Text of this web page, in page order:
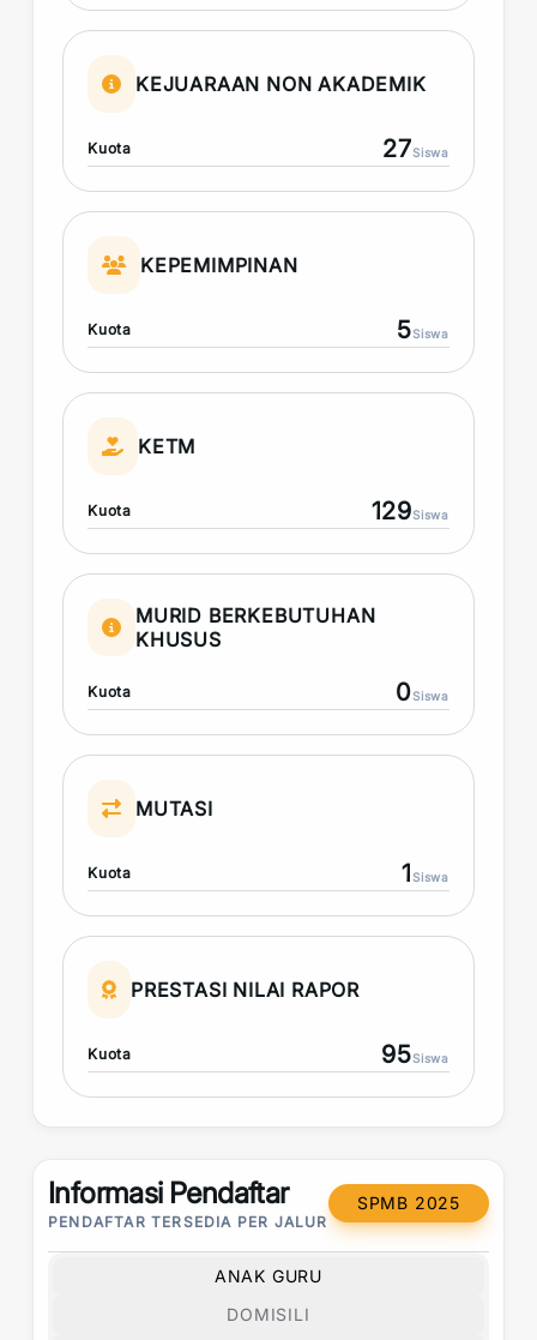
KEJUARAAN NON AKADEMIK
Kuota 27Siswa
KEPEMIMPINAN
Kuota 5Siswa
KETM
Kuota 129Siswa
MURID BERKEBUTUHAN
KHUSUS
Kuota 0Siswa
MUTASI
Kuota 1Siswa
PRESTASI NILAI RAPOR
Kuota 95Siswa
Informasi Pendaftar
PENDAFTAR TERSEDIA PER JALUR
SPMB 2025
ANAK GURU
DOMISILI